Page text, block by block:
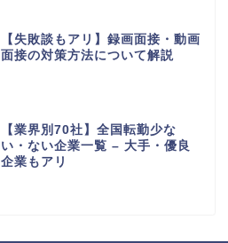
【失敗談もアリ】録画面接・動画
面接の対策方法について解説
【業界別70社】全国転勤少な
い・ない企業一覧 – 大手・優良
企業もアリ